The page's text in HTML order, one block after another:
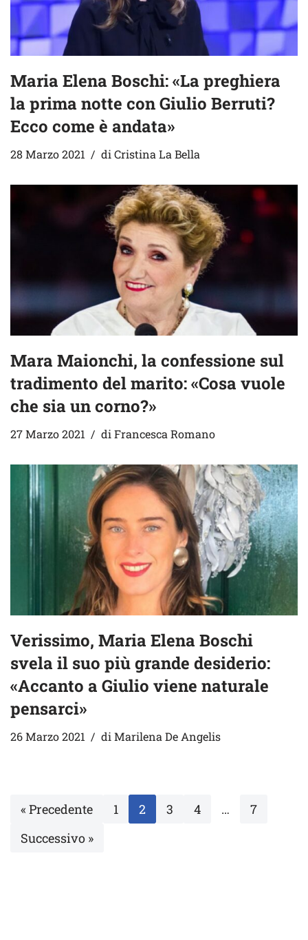
Maria Elena Boschi: «La preghiera
la prima notte con Giulio Berruti?
Ecco come è andata»
28 Marzo 2021 diCristina La Bella
Mara Maionchi, la confessione sul
tradimento del marito: «Cosa vuole
che sia un corno?»
27 Marzo 2021 di Francesca Romano
Verissimo, Maria Elena Boschi
svela il suo più grande desiderio:
«Accanto a Giulio viene naturale
pensarci»
26 Marzo 2021 diMarilena De Angelis
« Precedente 1 2 3 4 …
7
Successivo »